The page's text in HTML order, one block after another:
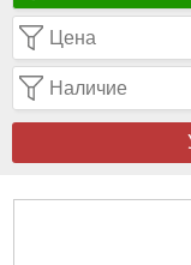
Цена
Наличие